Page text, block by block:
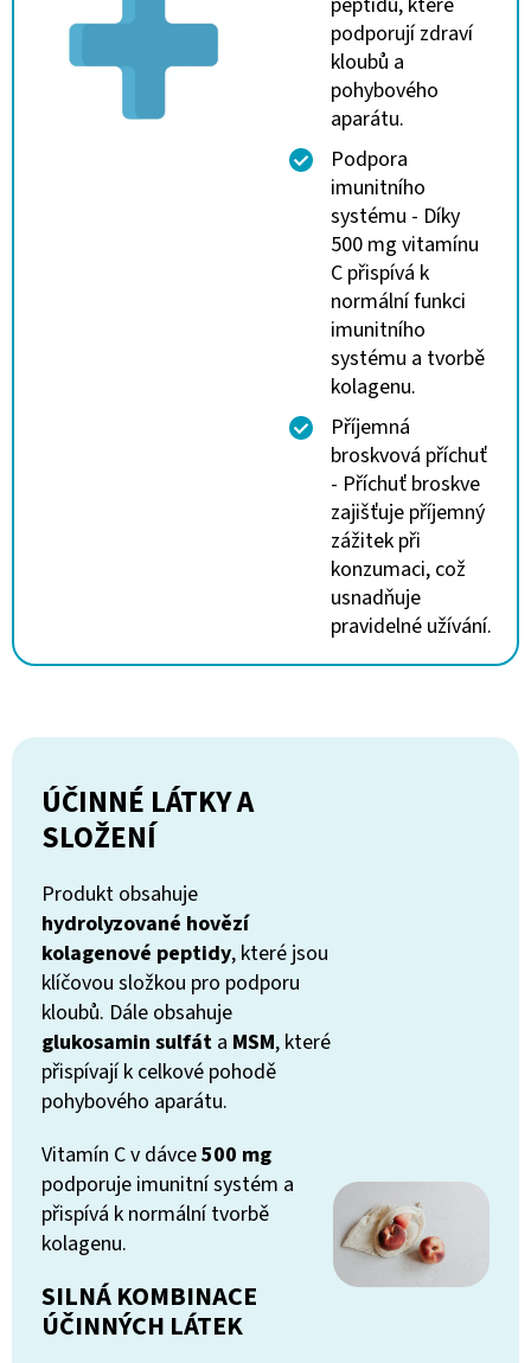
podporují zdraví
kloubů a
pohybového
aparátu.
Podpora
imunitního
systému - Díky
500 mg vitamínu
C přispívá k
normální funkci
imunitního
systému a tvorbě
kolagenu.
Příjemná
broskvová příchuť
- Příchuť broskve
zajišťuje příjemný
zážitek při
konzumaci, což
usnadňuje
pravidelné užívání.
ÚČINNÉ LÁTKY A
SLOŽENÍ
Produkt obsahuje
hydrolyzované hovězí
kolagenové peptidy, které jsou
klíčovou složkou pro podporu
kloubů. Dále obsahuje
glukosamin sulfát a MSM, které
přispívají k celkové pohodě
pohybového aparátu.
Vitamín C v dávce500 mg
podporuje imunitní systém a
přispívá k normální tvorbě
kolagenu.
SILNÁ KOMBINACE
ÚČINNÝCH LÁTEK